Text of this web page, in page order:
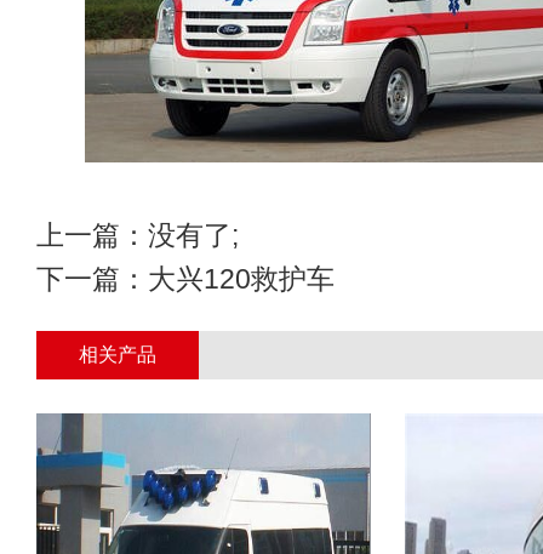
上一篇：没有了;
下一篇： 大兴120救护车
相关产品